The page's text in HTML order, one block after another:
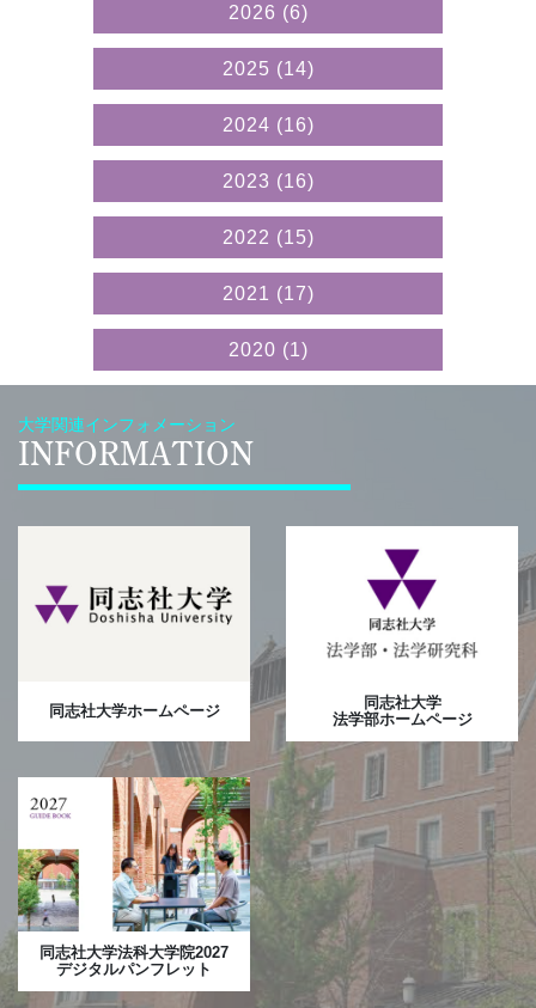
2026 (6)
2025 (14)
2024 (16)
2023 (16)
2022 (15)
2021 (17)
2020 (1)
大学関連インフォメーション
INFORMATION
同志社大学ホームページ
同志社大学
法学部ホームページ
同志社大学法科大学院2027
デジタルパンフレット